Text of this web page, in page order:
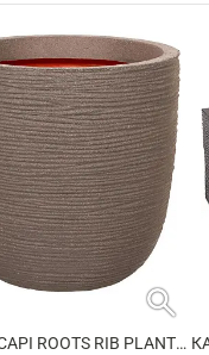
search
КАШПО CAPI ROOTS RIB PLANTER BALL WARM TAUPE